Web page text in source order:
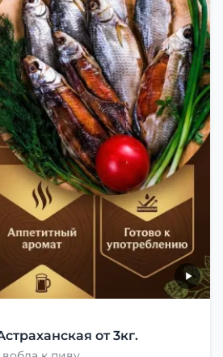
от 3кг.